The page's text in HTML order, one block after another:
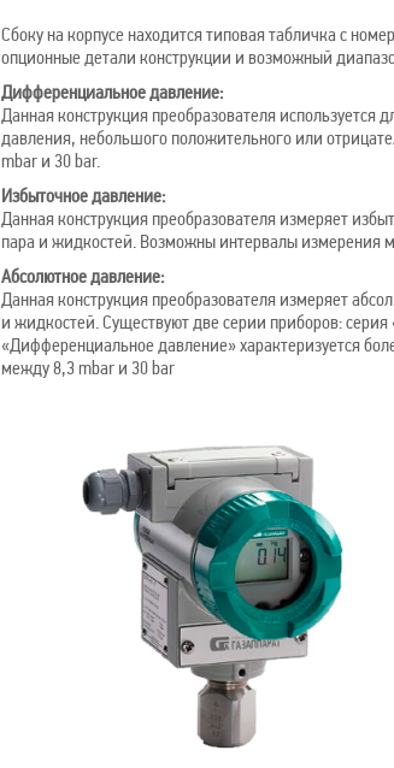
Сбоку на корпусе находится типовая табличка с
опционные детали конструкции и возможный
Дифференциальное давление:
Данная конструкция преобразователя
давления, небольшого положительного или
mbar и 30 bar.
Избыточное давление:
Данная конструкция преобразователя измеряет
пара и жидкостей. Возможны интервалы измерения
Абсолютное давление:
Данная конструкция преобразователя измеряет
и жидкостей. Существуют две серии приборов:
«Дифференциальное давление» характеризуется
между 8,3 mbar и 30 bar